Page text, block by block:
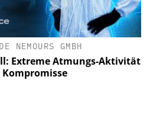
NEMOURS GMBH
Extreme Atmungs-Aktivität